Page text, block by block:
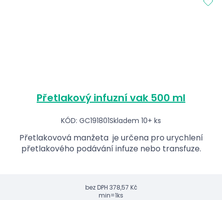
Přetlakový infuzní vak 500 ml
KÓD: GC191801Skladem 10+ ks
Přetlakovová manžeta je určena pro urychlení
přetlakového podávání infuze nebo transfuze.
bez DPH 378,57 Kč
min=1ks